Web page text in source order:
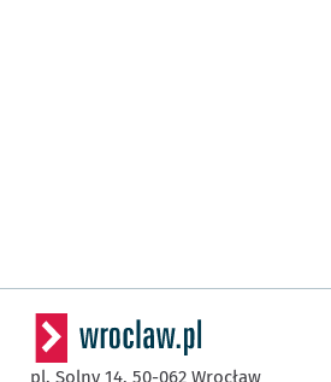
pl. Solny 14, 50-062 Wrocław